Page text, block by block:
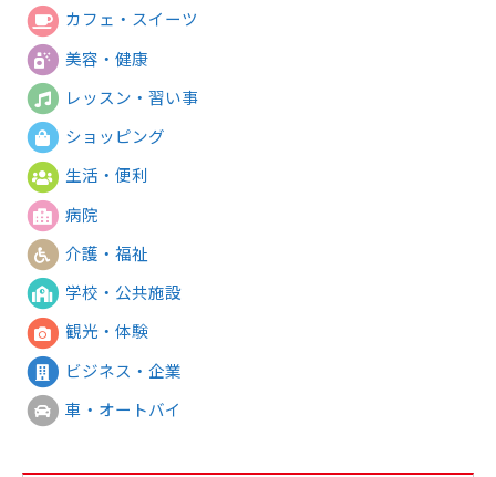
カフェ・スイーツ
美容・健康
レッスン・習い事
ショッピング
生活・便利
病院
介護・福祉
学校・公共施設
観光・体験
ビジネス・企業
車・オートバイ